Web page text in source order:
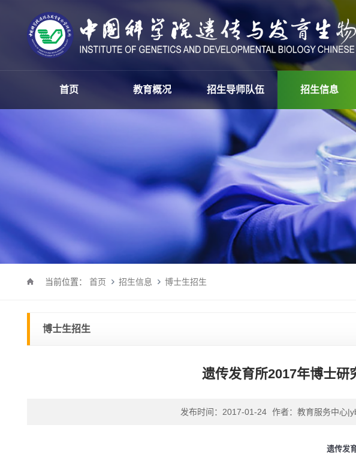
首页 教育概况 招生导师队伍 招生信息
当前位置： 首页 招生信息 博士生招生
博士生招生
遗传发育所2017年博士研
发布时间：2017-01-24 作者：教育服务中心
遗传发